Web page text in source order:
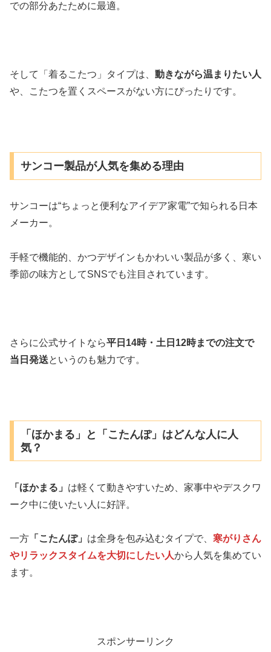
での部分あたために最適。
そして「着るこたつ」タイプは、 動きながら温まりたい人
や、こたつを置くスペースがない方にぴったりです。
サンコー製品が人気を集める理由
サンコーは“ちょっと便利なアイデア家電”で知られる日本
メーカー。
手軽で機能的、かつデザインもかわいい製品が多く、寒い
季節の味方としてSNSでも注目されています。
さらに公式サイトなら平日14時・土日12時までの注文で
当日発送というのも魅力です。
「ほかまる」と「こたんぽ」はどんな人に人
気？
「ほかまる」 は軽くて動きやすいため、家事中やデスクワ
ーク中に使いたい人に好評。
一方 「こたんぽ」 は全身を包み込むタイプで、 寒がりさん
やリラックスタイムを大切にしたい人から人気を集めてい
ます。
スポンサーリンク